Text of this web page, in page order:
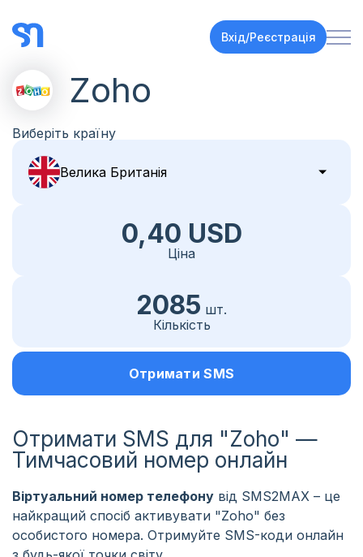
Вхід/Реєстрація
Zoho
Виберіть країну
0,40 USD
Ціна
2085 шт.
Кількість
Отримати SMS
Отримати SMS для "Zoho" —
Тимчасовий номер онлайн
Віртуальний номер телефону від SMS2MAX – це
найкращий спосіб активувати "Zoho" без
особистого номера. Отримуйте SMS-коди онлайн